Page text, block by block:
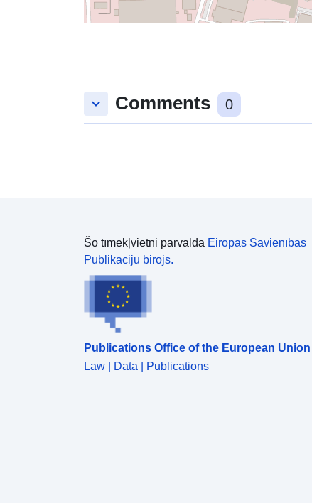
keyboard_arrow_down Comments 0
Šo tīmekļvietni pārvalda Eiropas Savienības
Publikāciju birojs.
Publications Office of the European Union
Law | Data | Publications